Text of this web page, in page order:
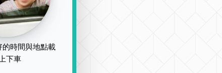
的時間與地點載
下車